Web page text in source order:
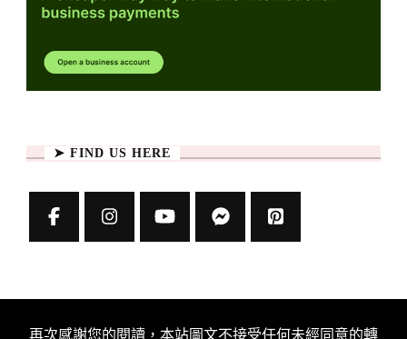
➤ FIND US HERE
再次感謝您的閱讀，本站圖文不接受任何未經同意的轉